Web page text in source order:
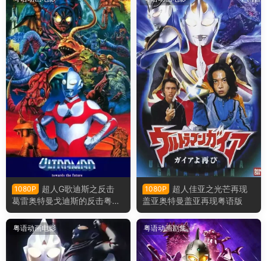
1080P
超人G歌迪斯之反击
葛雷奥特曼戈迪斯的反击粤语
版
1080P
超人佳亚之光芒再现
盖亚奥特曼盖亚再现粤语版
粤语动画电影 粤语动画剧集